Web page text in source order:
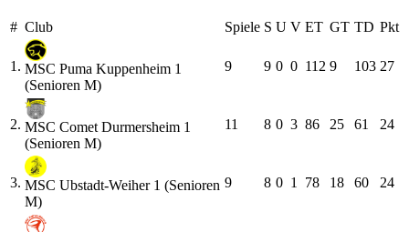
# Club Spiele S U V ET GT TD Pkt
1. MSC Puma Kuppenheim 1
(Senioren M)
9 9 0 0 112 9 103 27
2. MSC Comet Durmersheim 1
(Senioren M)
11 8 0 3 86 25 61 24
3. MSC Ubstadt-Weiher 1 (Senioren
M)
9 8 0 1 78 18 60 24